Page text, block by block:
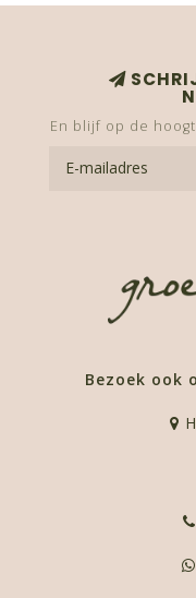
En blijf op de
Bezoek ook